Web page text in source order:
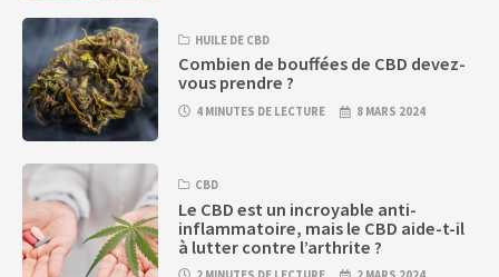
HUILE DE CBD
Combien de bouffées de CBD devez-
vous prendre ?
4 MINUTES DE LECTURE 8 MARS 2024
CBD
Le CBD est un incroyable anti-
inflammatoire, mais le CBD aide-t-il
à lutter contre l’arthrite ?